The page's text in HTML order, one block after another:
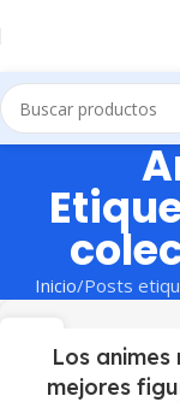
Inicio Posts
Los
mejores